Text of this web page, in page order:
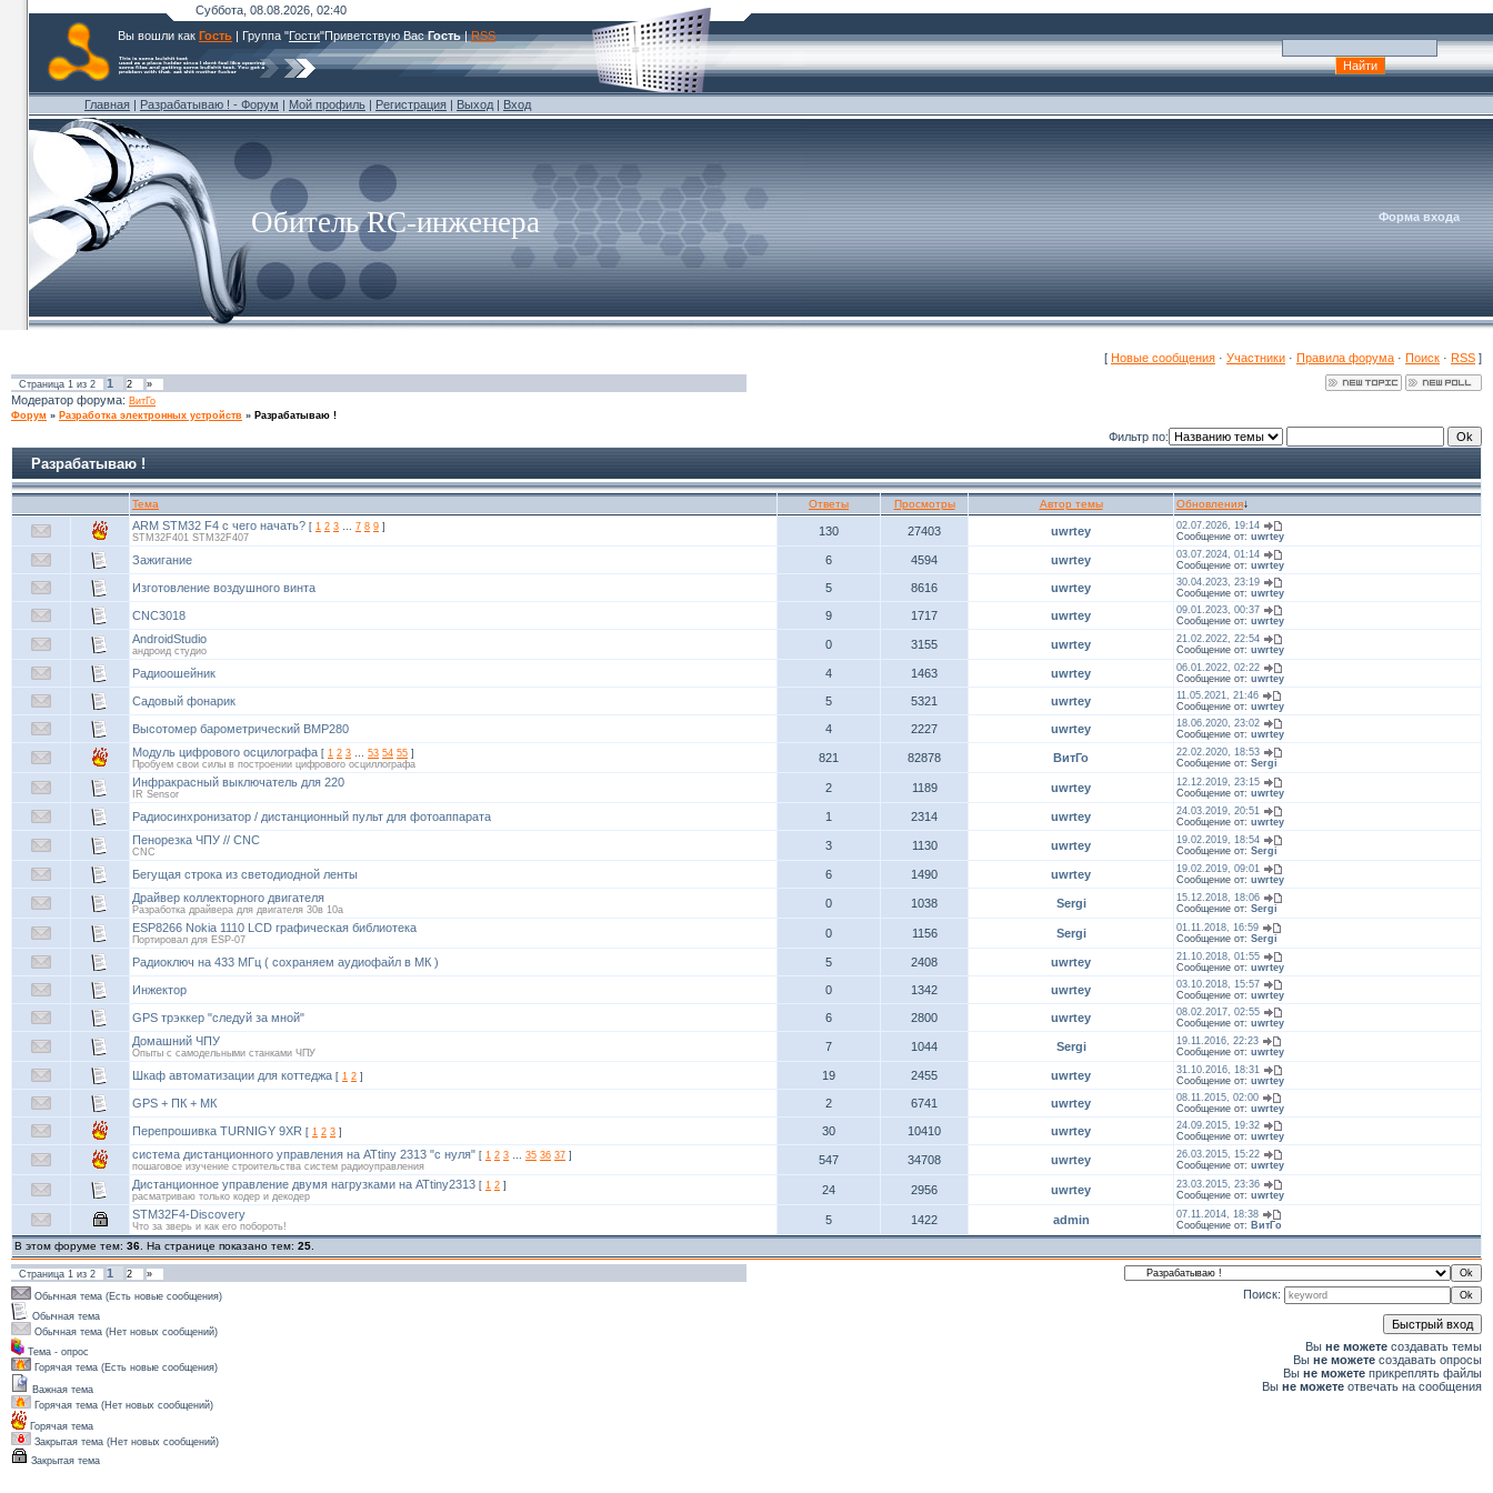
Суббота, 08.08.2026, 02:40
Вы вошли как Гость | Группа "Гости"Приветствую Вас Гость |RSS
Главная | Разрабатываю ! - Форум | Мой профиль | Регистрация | Выход | Вход
Обитель RC-инженера Форма входа
[ Новые сообщения · Участники · Правила форума · Поиск · RSS ]
Страница 1 из 2 1 2 »
Модератор форума: ВитГо
Форум » Разработка электронных устройств » Разрабатываю !
Фильтр по:
Разрабатываю !
Тема Ответы Просмотры Автор темы Обновления↓
ARM STM32 F4 с чего начать? [ 1 2 3 … 7 8 9 ]
STM32F401 STM32F407
130 27403 uwrtey
02.07.2026, 19:14
Сообщение от: uwrtey
Зажигание 6 4594 uwrtey
03.07.2024, 01:14
Сообщение от: uwrtey
Изготовление воздушного винта 5 8616 uwrtey
30.04.2023, 23:19
Сообщение от: uwrtey
CNC3018 9 1717 uwrtey
09.01.2023, 00:37
Сообщение от: uwrtey
AndroidStudio
андроид студио 0 3155 uwrtey
21.02.2022, 22:54
Сообщение от: uwrtey
Радиоошейник 4 1463 uwrtey
06.01.2022, 02:22
Сообщение от: uwrtey
Садовый фонарик 5 5321 uwrtey
11.05.2021, 21:46
Сообщение от: uwrtey
Высотомер барометрический BMP280 4 2227 uwrtey
18.06.2020, 23:02
Сообщение от: uwrtey
Модуль цифрового осцилографа [ 1 2 3 … 53 54 55 ]
Пробуем свои силы в построении цифрового осциллографа
821 82878 ВитГо
22.02.2020, 18:53
Сообщение от: Sergi
Инфракрасный выключатель для 220
IR Sensor 2 1189 uwrtey
12.12.2019, 23:15
Сообщение от: uwrtey
Радиосинхронизатор / дистанционный пульт для фотоаппарата 1 2314 uwrtey
24.03.2019, 20:51
Сообщение от: uwrtey
Пенорезка ЧПУ // CNC
CNC 3 1130 uwrtey
19.02.2019, 18:54
Сообщение от: Sergi
Бегущая строка из светодиодной ленты 6 1490 uwrtey
19.02.2019, 09:01
Сообщение от: uwrtey
Драйвер коллекторного двигателя
Разработка драйвера для двигателя 30в 10а 0 1038 Sergi
15.12.2018, 18:06
Сообщение от: Sergi
ESP8266 Nokia 1110 LCD графическая библиотека
Портировал для ESP-07 0 1156 Sergi
01.11.2018, 16:59
Сообщение от: Sergi
Радиоключ на 433 МГц ( сохраняем аудиофайл в МК ) 5 2408 uwrtey
21.10.2018, 01:55
Сообщение от: uwrtey
Инжектор 0 1342 uwrtey
03.10.2018, 15:57
Сообщение от: uwrtey
GPS трэккер "следуй за мной" 6 2800 uwrtey
08.02.2017, 02:55
Сообщение от: uwrtey
Домашний ЧПУ
Опыты с самодельными станками ЧПУ 7 1044 Sergi
19.11.2016, 22:23
Сообщение от: uwrtey
Шкаф автоматизации для коттеджа [ 1 2 ] 19 2455 uwrtey
31.10.2016, 18:31
Сообщение от: uwrtey
GPS + ПК + МК 2 6741 uwrtey
08.11.2015, 02:00
Сообщение от: uwrtey
Перепрошивка TURNIGY 9XR [ 1 2 3 ] 30 10410 uwrtey
24.09.2015, 19:32
Сообщение от: uwrtey
система дистанционного управления на ATtiny 2313 "c нуля" [ 1 2 3 … 35 36 37 ]
пошаговое изучение строительства систем радиоуправления
547 34708 uwrtey
26.03.2015, 15:22
Сообщение от: uwrtey
Дистанционное управление двумя нагрузками на ATtiny2313 [ 1 2 ]
расматриваю только кодер и декодер
24 2956 uwrtey
23.03.2015, 23:36
Сообщение от: uwrtey
STM32F4-Discovery
Что за зверь и как его побороть! 5 1422 admin
07.11.2014, 18:38
Сообщение от: ВитГо
В этом форуме тем: 36 . На странице показано тем: 25
Страница 1 из 2 1 2
»
Обычная тема (Есть новые сообщения)
Обычная тема
Обычная тема (Нет новых сообщений)
Тема - опрос
Горячая тема (Есть новые сообщения)
Важная тема
Горячая тема (Нет новых сообщений)
Горячая тема
Закрытая тема (Нет новых сообщений)
Закрытая тема
Поиск:
Вы не можете создавать темы
Вы не можете создавать опросы
Вы не можете прикреплять файлы
Вы не можете отвечать на сообщения